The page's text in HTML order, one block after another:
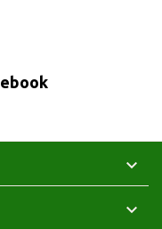

